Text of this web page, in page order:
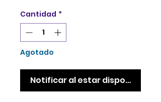
Cantidad *
Agotado
Notificar al estar disponible